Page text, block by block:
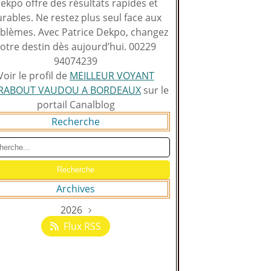
offre des résultats rapides et
Ne restez plus seul face aux
Avec Patrice Dekpo, changez
destin dès aujourd’hui. 00229
94074239
le profil de MEILLEUR VOYANT
VAUDOU A BORDEAUXsur le
portail Canalblog
Recherche
Archives
2026
Août(129)
Flux RSS